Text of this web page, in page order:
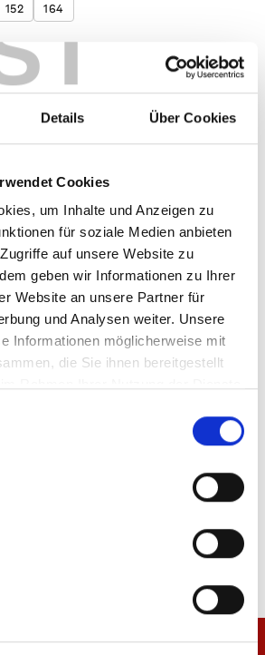
Details Über Cookies
Cookies
um Inhalte und Anzeigen zu
für soziale Medien anbieten
auf unsere Website zu
geben wir Informationen zu Ihrer
Website an unsere Partner für
und Analysen weiter. Unsere
Informationen möglicherweise mit
die Sie ihnen bereitgestellt
152 164
Gib den gewünschten
Lieferzeit: 1-3 Tage
PRODUKTE
Jacke Meenzer